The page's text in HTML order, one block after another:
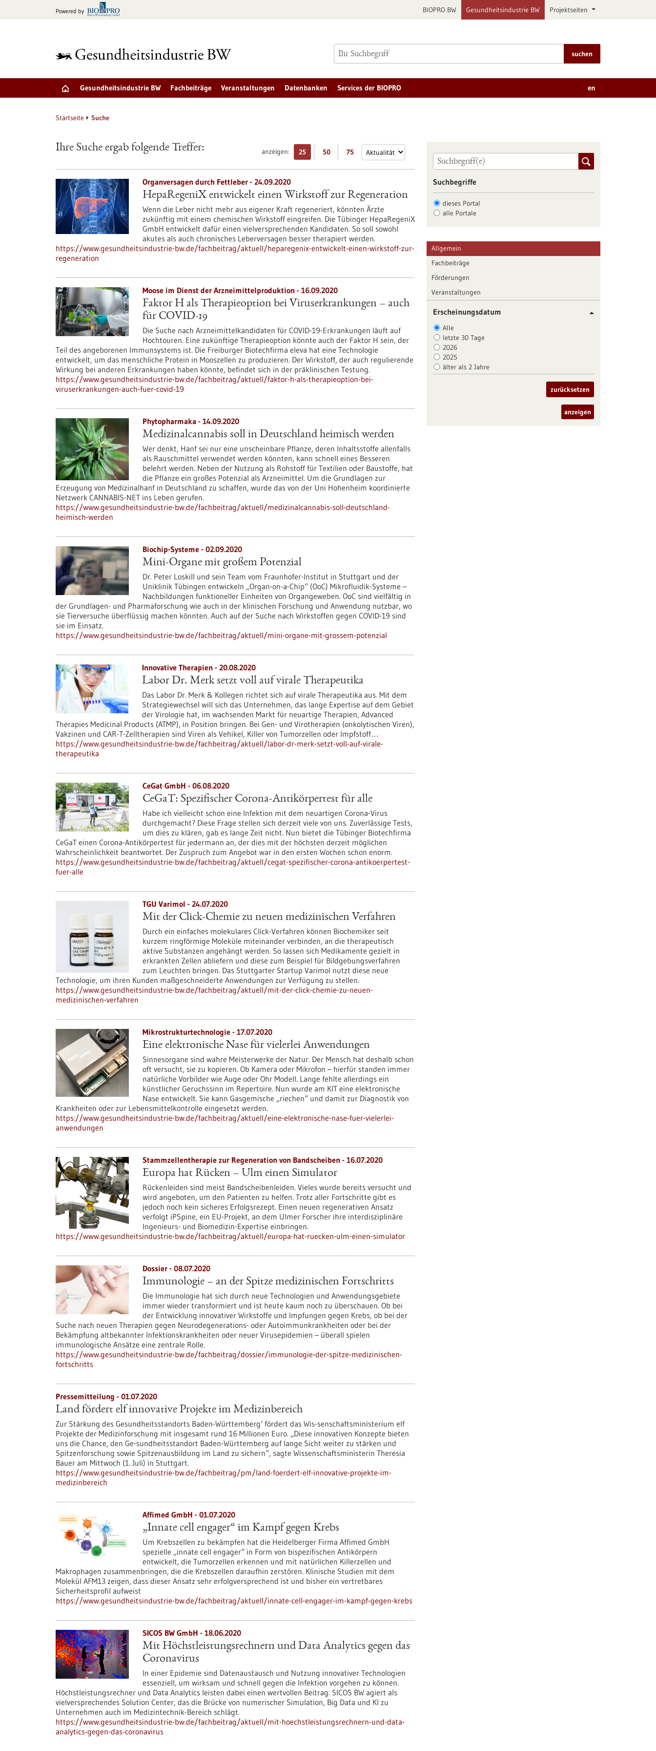
Powered by BIOPRO BW Gesundheitsindustrie BW Projektseiten
suchen
Gesundheitsindustrie BW Fachbeiträge Veranstaltungen Datenbanken Services der BIOPRO en
Startseite Suche
anzeigen: 25 50 75
Ihre Suche ergab folgende Treffer:
Organversagen durch Fettleber - 24.09.2020
HepaRegeniX entwickelt einen Wirkstoff zur Regeneration
Wenn die Leber nicht mehr aus eigener Kraft regeneriert, könnten Ärzte
zukünftig mit einem chemischen Wirkstoff eingreifen. Die Tübinger HepaRegeniX
GmbH entwickelt dafür einen vielversprechenden Kandidaten. So soll sowohl
akutes als auch chronisches Leberversagen besser therapiert werden.
https://www.gesundheitsindustrie-bw.de/fachbeitrag/aktuell/heparegenix-entwickelt-einen-wirkstoff-zur-
regeneration
Moose im Dienst der Arzneimittelproduktion - 16.09.2020
Faktor H als Therapieoption bei Viruserkrankungen – auch
für COVID-19
Die Suche nach Arzneimittelkandidaten für COVID-19-Erkrankungen läuft auf
Hochtouren. Eine zukünftige Therapieoption könnte auch der Faktor H sein, der
Teil des angeborenen Immunsystems ist. Die Freiburger Biotechfirma eleva hat eine Technologie
entwickelt, um das menschliche Protein in Mooszellen zu produzieren. Der Wirkstoff, der auch regulierende
Wirkung bei anderen Erkrankungen haben könnte, befindet sich in der präklinischen Testung.
https://www.gesundheitsindustrie-bw.de/fachbeitrag/aktuell/faktor-h-als-therapieoption-bei-
viruserkrankungen-auch-fuer-covid-19
Phytopharmaka - 14.09.2020
Medizinalcannabis soll in Deutschland heimisch werden
Wer denkt, Hanf sei nur eine unscheinbare Pflanze, deren Inhaltsstoffe allenfalls
als Rauschmittel verwendet werden könnten, kann schnell eines Besseren
belehrt werden. Neben der Nutzung als Rohstoff für Textilien oder Baustoffe, hat
die Pflanze ein großes Potenzial als Arzneimittel. Um die Grundlagen zur
Erzeugung von Medizinalhanf in Deutschland zu schaffen, wurde das von der Uni Hohenheim koordinierte
Netzwerk CANNABIS-NET ins Leben gerufen.
https://www.gesundheitsindustrie-bw.de/fachbeitrag/aktuell/medizinalcannabis-soll-deutschland-
heimisch-werden
Biochip-Systeme - 02.09.2020
Mini-Organe mit großem Potenzial
Dr. Peter Loskill und sein Team vom Fraunhofer-Institut in Stuttgart und der
Uniklinik Tübingen entwickeln „Organ-on-a-Chip“ (OoC) Mikrofluidik-Systeme –
Nachbildungen funktioneller Einheiten von Organgeweben. OoC sind vielfältig in
der Grundlagen- und Pharmaforschung wie auch in der klinischen Forschung und Anwendung nutzbar, wo
sie Tierversuche überflüssig machen könnten. Auch auf der Suche nach Wirkstoffen gegen COVID-19 sind
sie im Einsatz.
https://www.gesundheitsindustrie-bw.de/fachbeitrag/aktuell/mini-organe-mit-grossem-potenzial
Innovative Therapien - 20.08.2020
Labor Dr. Merk setzt voll auf virale Therapeutika
Das Labor Dr. Merk & Kollegen richtet sich auf virale Therapeutika aus. Mit dem
Strategiewechsel will sich das Unternehmen, das lange Expertise auf dem Gebiet
der Virologie hat, im wachsenden Markt für neuartige Therapien, Advanced
Therapies Medicinal Products (ATMP), in Position bringen. Bei Gen- und Virotherapien (onkolytischen Viren),
Vakzinen und CAR-T-Zelltherapien sind Viren als Vehikel, Killer von Tumorzellen oder Impfstoff…
https://www.gesundheitsindustrie-bw.de/fachbeitrag/aktuell/labor-dr-merk-setzt-voll-auf-virale-
therapeutika
CeGat GmbH - 06.08.2020
CeGaT: Spezifischer Corona-Antikörpertest für alle
Habe ich vielleicht schon eine Infektion mit dem neuartigen Corona-Virus
durchgemacht? Diese Frage stellen sich derzeit viele von uns. Zuverlässige Tests,
um dies zu klären, gab es lange Zeit nicht. Nun bietet die Tübinger Biotechfirma
CeGaT einen Corona-Antikörpertest für jedermann an, der dies mit der höchsten derzeit möglichen
Wahrscheinlichkeit beantwortet. Der Zuspruch zum Angebot war in den ersten Wochen schon enorm.
https://www.gesundheitsindustrie-bw.de/fachbeitrag/aktuell/cegat-spezifischer-corona-antikoerpertest-
fuer-alle
TGU Varimol - 24.07.2020
Mit der Click-Chemie zu neuen medizinischen Verfahren
Durch ein einfaches molekulares Click-Verfahren können Biochemiker seit
kurzem ringförmige Moleküle miteinander verbinden, an die therapeutisch
aktive Substanzen angehängt werden. So lassen sich Medikamente gezielt in
erkrankten Zellen abliefern und diese zum Beispiel für Bildgebungsverfahren
zum Leuchten bringen. Das Stuttgarter Startup Varimol nutzt diese neue
Technologie, um ihren Kunden maßgeschneiderte Anwendungen zur Verfügung zu stellen.
https://www.gesundheitsindustrie-bw.de/fachbeitrag/aktuell/mit-der-click-chemie-zu-neuen-
medizinischen-verfahren
Mikrostrukturtechnologie - 17.07.2020
Eine elektronische Nase für vielerlei Anwendungen
Sinnesorgane sind wahre Meisterwerke der Natur. Der Mensch hat deshalb schon
oft versucht, sie zu kopieren. Ob Kamera oder Mikrofon – hierfür standen immer
natürliche Vorbilder wie Auge oder Ohr Modell. Lange fehlte allerdings ein
künstlicher Geruchssinn im Repertoire. Nun wurde am KIT eine elektronische
Nase entwickelt. Sie kann Gasgemische „riechen“ und damit zur Diagnostik von
Krankheiten oder zur Lebensmittelkontrolle eingesetzt werden.
https://www.gesundheitsindustrie-bw.de/fachbeitrag/aktuell/eine-elektronische-nase-fuer-vielerlei-
anwendungen
Stammzellentherapie zur Regeneration von Bandscheiben - 16.07.2020
Europa hat Rücken – Ulm einen Simulator
Rückenleiden sind meist Bandscheibenleiden. Vieles wurde bereits versucht und
wird angeboten, um den Patienten zu helfen. Trotz aller Fortschritte gibt es
jedoch noch kein sicheres Erfolgsrezept. Einen neuen regenerativen Ansatz
verfolgt iPSpine, ein EU-Projekt, an dem Ulmer Forscher ihre interdisziplinäre
Ingenieurs- und Biomedizin-Expertise einbringen.
https://www.gesundheitsindustrie-bw.de/fachbeitrag/aktuell/europa-hat-ruecken-ulm-einen-simulator
Dossier - 08.07.2020
Immunologie – an der Spitze medizinischen Fortschritts
Die Immunologie hat sich durch neue Technologien und Anwendungsgebiete
immer wieder transformiert und ist heute kaum noch zu überschauen. Ob bei
der Entwicklung innovativer Wirkstoffe und Impfungen gegen Krebs, ob bei der
Suche nach neuen Therapien gegen Neurodegenerations- oder Autoimmunkrankheiten oder bei der
Bekämpfung altbekannter Infektionskrankheiten oder neuer Virusepidemien – überall spielen
immunologische Ansätze eine zentrale Rolle.
https://www.gesundheitsindustrie-bw.de/fachbeitrag/dossier/immunologie-der-spitze-medizinischen-
fortschritts
Pressemitteilung - 01.07.2020
Land fördert elf innovative Projekte im Medizinbereich
Zur Stärkung des Gesundheitsstandorts Baden-Württemberg‘ fördert das Wis-senschaftsministerium elf
Projekte der Medizinforschung mit insgesamt rund 16 Millionen Euro. „Diese innovativen Konzepte bieten
uns die Chance, den Ge-sundheitsstandort Baden-Württemberg auf lange Sicht weiter zu stärken und
Spitzenforschung sowie Spitzenausbildung im Land zu sichern“, sagte Wissenschaftsministerin Theresia
Bauer am Mittwoch (1. Juli) in Stuttgart.
https://www.gesundheitsindustrie-bw.de/fachbeitrag/pm/land-foerdert-elf-innovative-projekte-im-
medizinbereich
Affimed GmbH - 01.07.2020
„Innate cell engager“ im Kampf gegen Krebs
Um Krebszellen zu bekämpfen hat die Heidelberger Firma Affimed GmbH
spezielle „innate cell engager“ in Form von bispezifischen Antikörpern
entwickelt, die Tumorzellen erkennen und mit natürlichen Killerzellen und
Makrophagen zusammenbringen, die die Krebszellen daraufhin zerstören. Klinische Studien mit dem
Molekül AFM13 zeigen, dass dieser Ansatz sehr erfolgversprechend ist und bisher ein vertretbares
Sicherheitsprofil aufweist
https://www.gesundheitsindustrie-bw.de/fachbeitrag/aktuell/innate-cell-engager-im-kampf-gegen-krebs
SICOS BW GmbH - 18.06.2020
Mit Höchstleistungsrechnern und Data Analytics gegen das
Coronavirus
In einer Epidemie sind Datenaustausch und Nutzung innovativer Technologien
essenziell, um wirksam und schnell gegen die Infektion vorgehen zu können.
Höchstleistungsrechner und Data Analytics leisten dabei einen wertvollen Beitrag. SICOS BW agiert als
vielversprechendes Solution Center, das die Brücke von numerischer Simulation, Big Data und KI zu
Unternehmen auch im Medizintechnik-Bereich schlägt.
https://www.gesundheitsindustrie-bw.de/fachbeitrag/aktuell/mit-hoechstleistungsrechnern-und-data-
analytics-gegen-das-coronavirus
Suchbegriffe
dieses Portal
alle Portale
Allgemein
Fachbeiträge
Förderungen
Veranstaltungen
Erscheinungsdatum
Alle
letzte 30 Tage
2026
2025
älter als 2 Jahre
zurücksetzen
anzeigen